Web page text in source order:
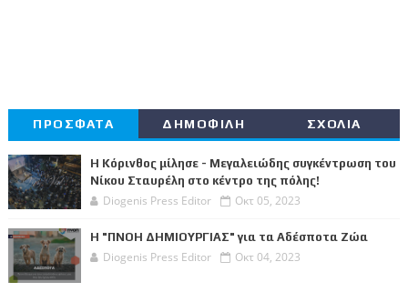
ΠΡΟΣΦΑΤΑ ΔΗΜΟΦΙΛΗ ΣΧΟΛΙΑ
Η Κόρινθος μίλησε - Μεγαλειώδης συγκέντρωση του
Νίκου Σταυρέλη στο κέντρο της πόλης!
Diogenis Press Editor Οκτ 05, 2023
Η "ΠΝΟΗ ΔΗΜΙΟΥΡΓΙΑΣ" για τα Αδέσποτα Ζώα
Diogenis Press Editor Οκτ 04, 2023